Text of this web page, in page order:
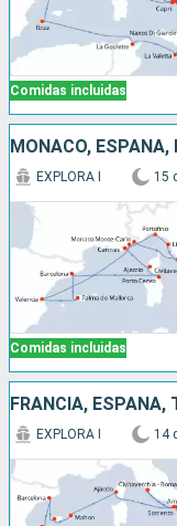
Comidas incluidas
MONACO,
Comidas incluidas
EXPLORA I 15 d
FRANCIA,
EXPLORA I 14 d